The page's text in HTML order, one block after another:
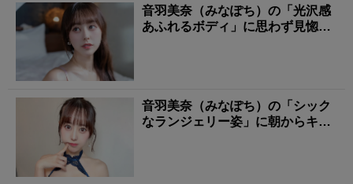
音羽美奈（みなぽち）の「光沢感
あふれるボディ」に思わず見惚れ
音羽美奈（みなぽち）の「シック
なランジェリー姿」に朝からキュ